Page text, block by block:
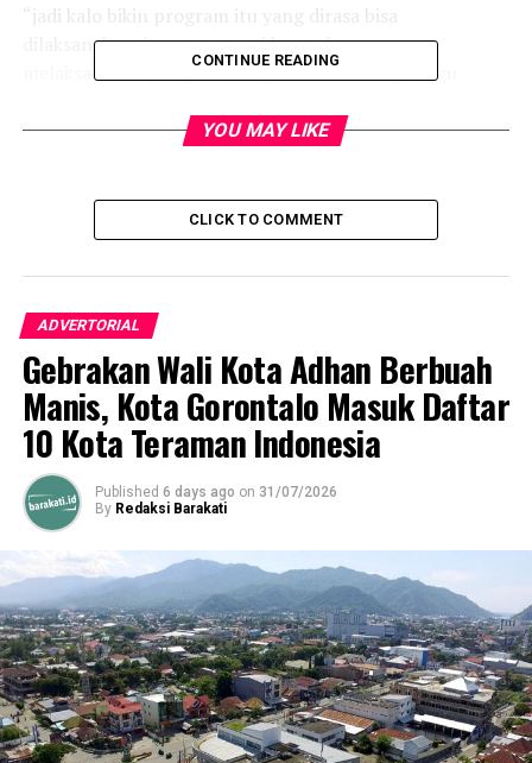
“jadi kalo bikin program itu yang dirasa bisa
dilaksanakan, jangan sampai hanya karena
melaksanakan program yang sulit lalu menganggu
Bupati Gorontalo Utara dua periode ini juga
semua pelajar maupun mahasiswa yang tergabung di
organisasi ini bisa menyelesaikan studi dengan baik.
baik, dan kembali bangun Gorontalo Utara dengan
keilmuan dan kemampuan yang di dapat dari bangku
sekolah maupun kuliah” ujar Indra Yasin.
CONTINUE READING
YOU MAY LIKE
CLICK TO COMMENT
ADVERTORIAL
Gebrakan Wali Kota Adhan Berbuah
Manis, Kota Gorontalo Masuk Daftar
10 Kota Teraman Indonesia
Published 6 days ago on 31/07/2026
By Redaksi Barakati